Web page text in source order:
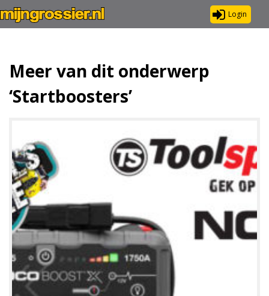
Login
Meer van dit onderwerp
‘Startboosters’